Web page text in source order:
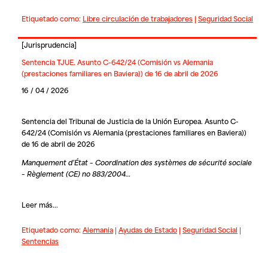
Etiquetado como: Libre circulación de trabajadores| Seguridad Social
[Jurisprudencia]
Sentencia TJUE. Asunto C-642/24 (Comisión vs Alemania
(prestaciones familiares en Baviera)) de 16 de abril de 2026
16 / 04 / 2026
Sentencia del Tribunal de Justicia de la Unión Europea. Asunto C-
642/24 (Comisión vs Alemania (prestaciones familiares en Baviera))
de 16 de abril de 2026
Manquement d’État – Coordination des systèmes de sécurité sociale
– Règlement (CE) no 883/2004…
Leer más...
Etiquetado como:Alemania| Ayudas de Estado| Seguridad Social |
Sentencias